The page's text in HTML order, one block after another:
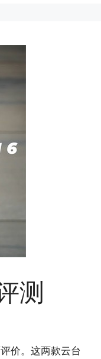
测
价。这两款云台